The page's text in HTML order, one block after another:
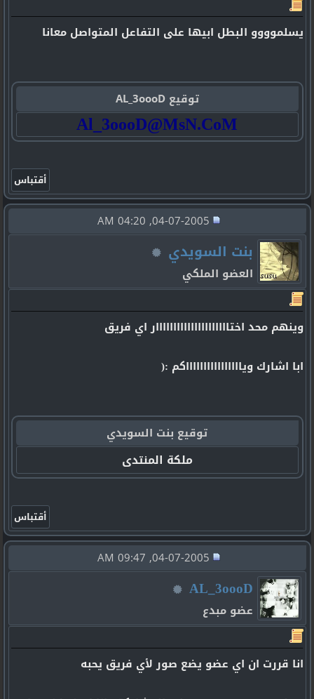
يسلموووو البطل ابيها على التفاعل المتواصل معانا
توقيع AL_3oooD
Al_3oooD@MsN.CoM
بنت السويدي
العضو الملكي
وينهم محد اختااااااااااااااااااااار اي فريق
ابا اشارك ويااااااااااااااااكم :(
توقيع بنت السويدي
ملكة المنتدى
AL_3oooD
عضو مبدع
انا قررت ان اي عضو يضع صور لأي فريق يحبه